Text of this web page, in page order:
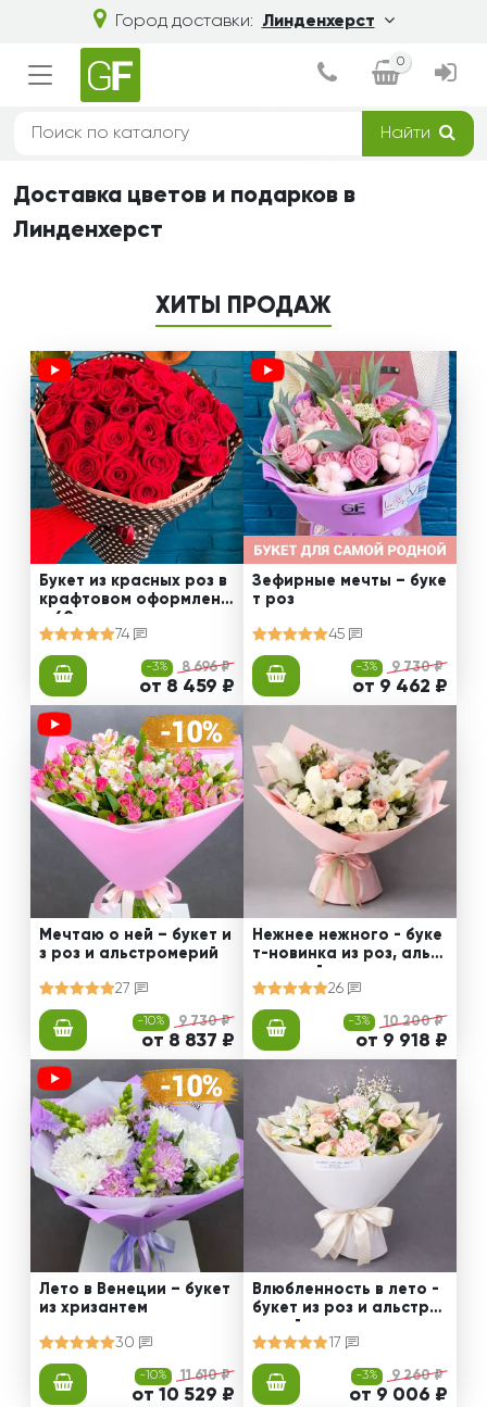
Город доставки: Линденхерст
0
Найти
Доставка цветов и подарков в
Линденхерст
ХИТЫ ПРОДАЖ
Букет из красных роз в
крафтовом оформлени
и 60 см
74
-3% 8 696 ₽
от 8 459 ₽
Зефирные мечты – буке
т роз
45
-3% 9 730 ₽
от 9 462 ₽
Мечтаю о ней – букет и
з роз и альстромерий
27
-10% 9 730 ₽
от 8 837 ₽
Нежнее нежного - буке
т-новинка из роз, альст
ромерий и калл
26
-3% 10 200 ₽
от 9 918 ₽
Лето в Венеции – букет
из хризантем
30
-10% 11 610 ₽
от 10 529 ₽
Влюбленность в лето -
букет из роз и альстро
мерий
17
-3% 9 260 ₽
от 9 006 ₽